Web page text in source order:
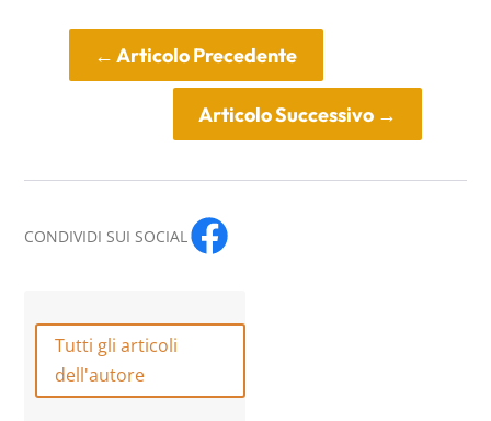
←Articolo Precedente
Articolo Successivo→
CONDIVIDI SUI SOCIAL
Tutti gli articoli
dell'autore